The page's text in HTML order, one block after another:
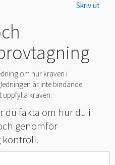
Skriv ut
om hur kraven i
är inte bindande
kraven.
du fakta om hur du i
genomför
kontroll.